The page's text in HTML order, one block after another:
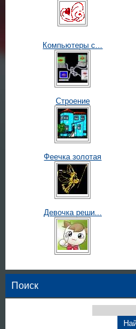
Компьютеры с...
Строение
Феечка золотая
Девочка реши...
Поиск